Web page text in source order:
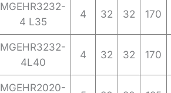
MGEHR3232-
4 L35
4 32 32 170
MGEHR3232-
4L40
4 32 32 170
MGEHR2020-